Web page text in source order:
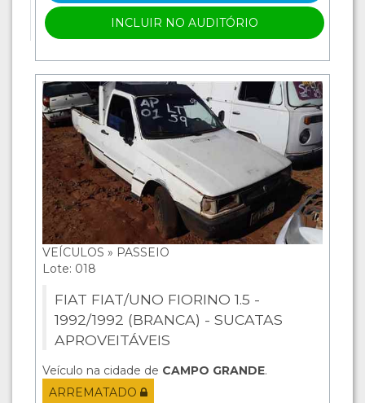
INCLUIR NO AUDITÓRIO
VEÍCULOS » PASSEIO
Lote: 018
FIAT FIAT/UNO FIORINO 1.5 -
1992/1992 (BRANCA) - SUCATAS
APROVEITÁVEIS
Veículo na cidade de CAMPO GRANDE.
ARREMATADO